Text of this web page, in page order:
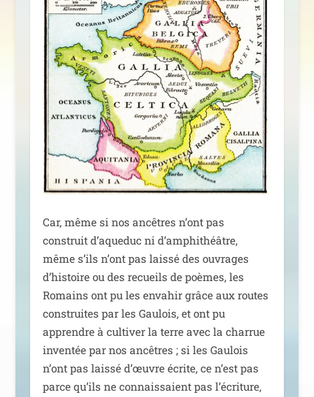
Car, même si nos ancêtres n’ont pas
construit d’aqueduc ni d’amphithéâtre,
même s’ils n’ont pas lais­sé des ouvrages
d’histoire ou des recueils de poèmes, les
Romains ont pu les enva­hir grâce aux routes
construites par les Gaulois, et ont pu
apprendre à culti­ver la terre avec la char­rue
inven­tée par nos ancêtres ; si les Gaulois
n’ont pas lais­sé d’œuvre écrite, ce n’est pas
parce qu’ils ne connais­saient pas l’écriture,